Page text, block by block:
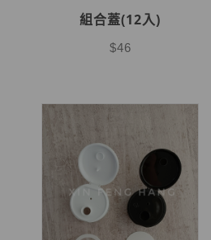
組合蓋(12入)
$46